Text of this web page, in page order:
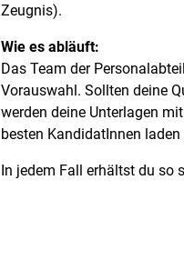
Zeugnis).
Wie es abläuft:
Das Team der
Vorauswahl. Sollten deine
werden deine Unterlagen
besten KandidatInnen
In jedem Fall erhältst du so